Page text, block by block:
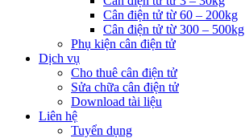
Cân điện tử từ 60 – 200kg
Cân điện tử từ 300 – 500kg
Phụ kiện cân điện tử
Dịch vụ
Cho thuê cân điện tử
Sửa chữa cân điện tử
Download tài liệu
Liên hệ
Tuyển dụng